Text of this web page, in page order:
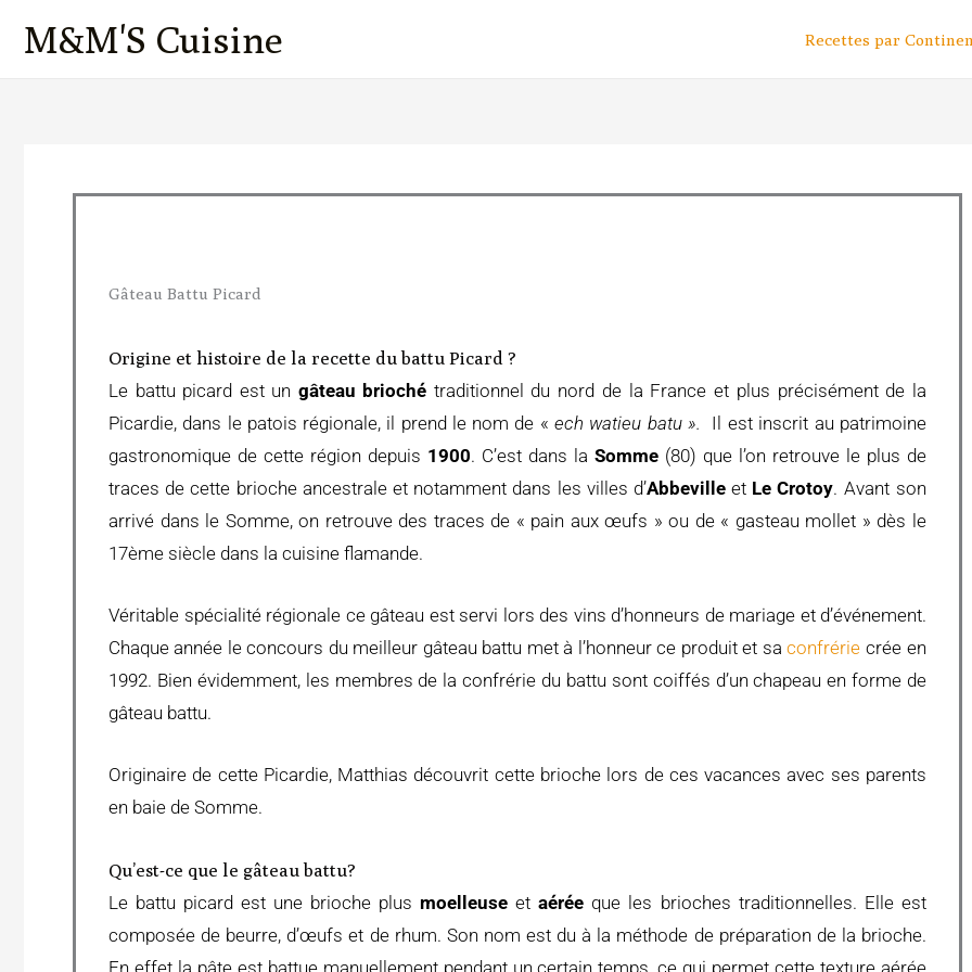
M&M'S Cuisine Recettes par
Gâteau Battu Picard
Origine et histoire de la recette du battu Picard ?
Le battu picard est un gâteau brioché traditionnel du nord de la France et plus précisément de la
Picardie, dans le patois régionale, il prend le nom de « ech watieu batu ».
Il est inscrit au patrimoine
gastronomique de cette région depuis 1900. C’est dans la Somme (80) que l’on retrouve le plus de
traces de cette brioche ancestrale et notamment dans les villes d’Abbeville et Le Crotoy. Avant son
arrivé dans le Somme, on retrouve des traces de « pain aux œufs » ou de « gasteau mollet » dès le
17ème siècle dans la cuisine flamande.
Véritable spécialité régionale ce gâteau est servi lors des vins d’honneurs de mariage et d’événement.
Chaque année le concours du meilleur gâteau battu met à l’honneur ce produit et sa confrérie crée en
1992. Bien évidemment, les membres de la confrérie du battu sont coiffés d’un chapeau en forme de
gâteau battu.
Originaire de cette Picardie, Matthias découvrit cette brioche lors de ces vacances avec ses parents
en baie de Somme.
Qu’est-ce que le gâteau battu?
Le battu picard est une brioche plus moelleuse et aérée que les brioches traditionnelles. Elle est
composée de beurre, d’œufs et de rhum. Son nom est du à la méthode de préparation de la brioche.
En effet la pâte est battue manuellement pendant un certain temps, ce qui permet cette texture aérée